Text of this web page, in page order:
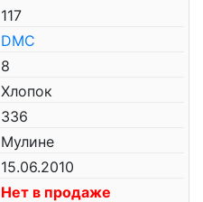
117
DMC
8
Хлопок
336
Мулине
15.06.2010
Нет в продаже